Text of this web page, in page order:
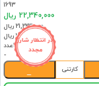
در انتظار شارژ
مجدد
1693
22,340,000 ریال
21,223,000 ریال
20,106,000 ریال
1عدد
-
کارتنی
−